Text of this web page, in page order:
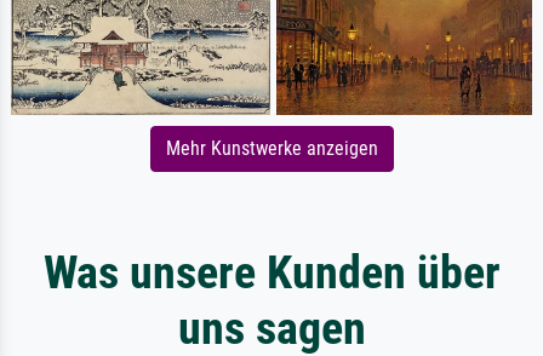
Mehr Kunstwerke anzeigen
Was unsere Kunden über
uns sagen